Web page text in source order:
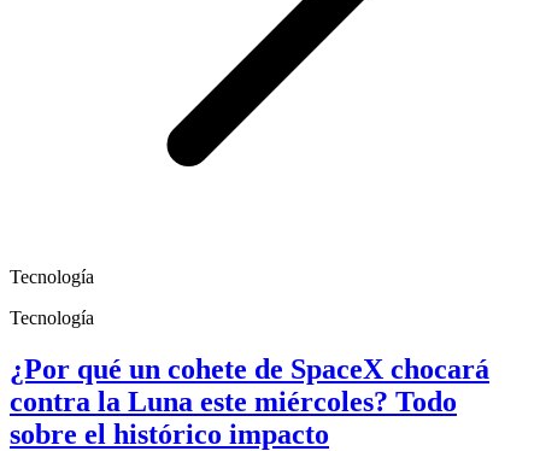
Tecnología
Tecnología
¿Por qué un cohete de SpaceX chocará
contra la Luna este miércoles? Todo
sobre el histórico impacto